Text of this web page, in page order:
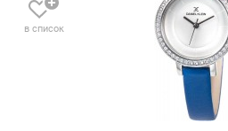
в список